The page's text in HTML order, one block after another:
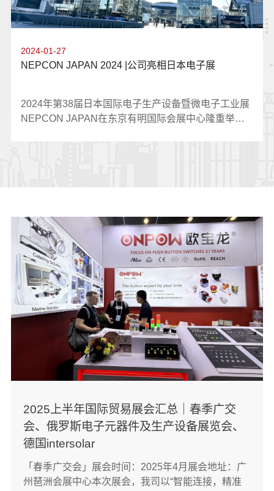
2024.04.26展会地址：德国汉诺威享有全球工业技术
发展“风向标”之称的2024年汉诺威工业博览会在德国
公司积极顺应数字化转型，也将全力配合海外客户共
同研发产品，从而创造更多附加值。与来自世界各地
解。也会将展会上收获的经验和启发带回公司，期待
未来与更多优秀企业合作，共同开拓国际市场，实现
2024-01-27
NEPCON JAPAN 2024 |公司亮相日本电子展
2024年第38届日本国际电子生产设备暨微电子工业展
NEPCON JAPAN在东京有明国际会展中心隆重举
2024此次展会，红波按钮制造有限公司不仅携按钮开
关、信号灯、警示灯、继电器等产品到场展示，并且
带上了最新研发成果：针对大电流场景使用的
ONPOW62系列金属按钮开关，加厚触点与加大插脚
设计使其额定参数高达AC-12:20A/220VAC，面板前
端的防护等级更是可达IK08/IP67；适用于小型多色灯
切换使用场景的ONPOW61系列金属按钮开关（带插
件），面板前端的防护等级可达IK09/IP67；还有非接
触开关、金属防水球形信号灯（可带蜂鸣）、高端金
属质感警示灯等新品亮相，现场吸引了众多客商前来
了解、洽谈。日本是世界上最高水平的电子制造业“高
水平材料、零部件产业集群”。无论是产业上游的材料
料、零部件、制造设备，还是下游的最终产品制造技
术，日本企业都是世界电子制造业的最高水平，因此
此次展会也给予了我们一个很好的学习机会！同时也
不断努力创新，争取为每一位选择ONPOW品牌产品
的客户创造价值！
2025上半年国际贸易展会汇总｜春季广交
会、俄罗斯电子元器件及生产设备展览会、
德国intersolar
「春季广交会」展会时间：2025年4月展会地址：广
州琶洲会展中心本次展会，我司以“智能连接，精准